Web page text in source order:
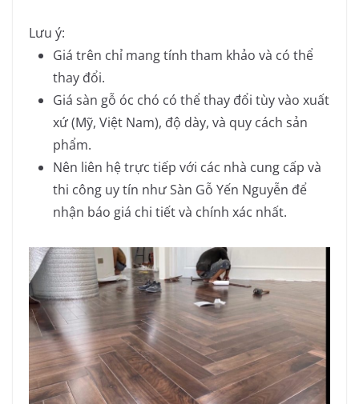
Lưu ý:
Giá trên chỉ mang tính tham khảo và có thể
thay đổi.
Giá sàn gỗ óc chó có thể thay đổi tùy vào xuất
xứ (Mỹ, Việt Nam), độ dày, và quy cách sản
phẩm.
Nên liên hệ trực tiếp với các nhà cung cấp và
thi công uy tín như Sàn Gỗ Yến Nguyễn để
nhận báo giá chi tiết và chính xác nhất.